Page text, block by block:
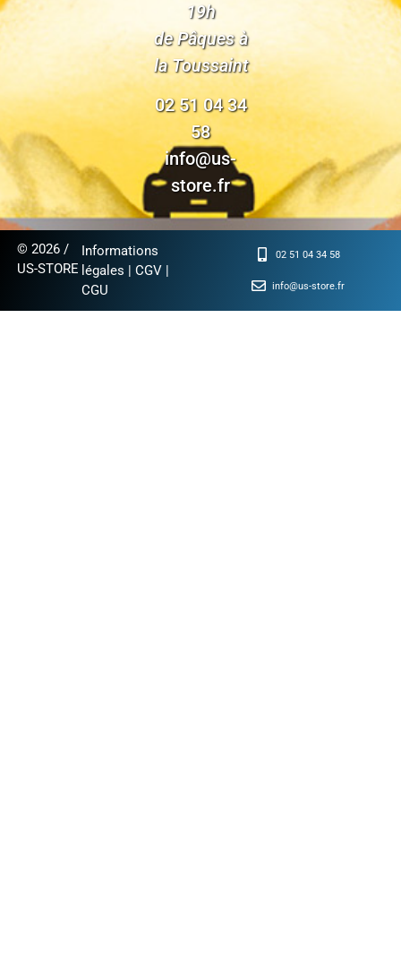
19h
de Pâques à
la Toussaint
02 51 04 34
58
info@us-
store.fr
© 2026 /
US-STORE
Informations
légales |CGV |
CGU
02 51 04 34 58
info@us-store.fr